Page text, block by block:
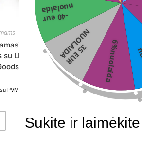
LED
su PVM
Buitinė technika namams
Sulankstomas 3-in-1
įkraunamas ventiliatorius
Fandle InnovaGoods Ø7,7”
7200 mAh
6%nuolaida
3
5
E
U
R
N
U
O
L
A
I
D
A
-40 eur
nuolaida
Sukite ir